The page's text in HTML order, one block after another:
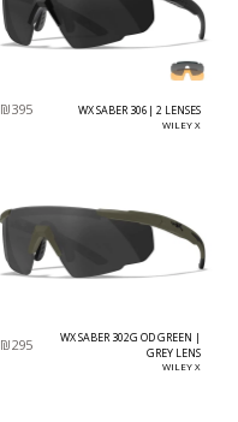
WX SABER 306| 2 LENSES
₪395
WILEY X
WX SABER 302G OD GREEN |
GREY LENS
₪295
WILEY X